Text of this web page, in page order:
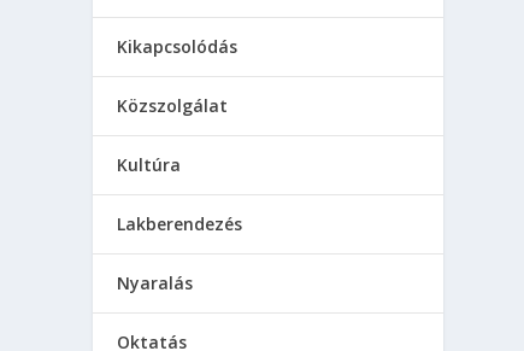
Kikapcsolódás
Közszolgálat
Kultúra
Lakberendezés
Nyaralás
Oktatás